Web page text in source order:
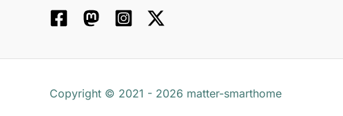
Copyright © 2021 - 2026 matter-smarthome